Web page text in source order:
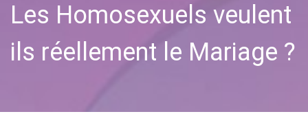
Les Homosexuels veulent
ils réellement le Mariage ?